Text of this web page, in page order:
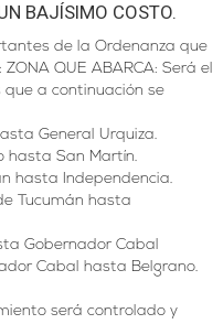
BAJÍSIMO COSTO.
de la Ordenanza que
QUE ABARCA: Será el
a continuación se
General Urquiza.
hasta San Martín.
hasta Independencia.
Tucumán hasta
Gobernador Cabal
Cabal hasta Belgrano.
será controlado y